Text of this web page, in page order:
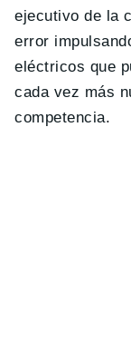
ejecutivo de la
error
eléctricos que
cada vez más
competencia.